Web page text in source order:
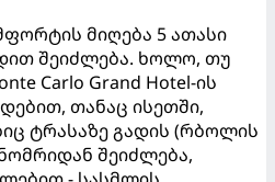
მიღება 5 ათასი
შეიძლება. ხოლო, თუ
Carlo Grand Hotel-ის
თანაც ისეთში,
ტრასაზე გადის (რბოლის
შეიძლება,